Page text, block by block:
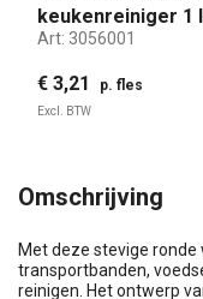
keukenreiniger 1
Art: 3056001
€ 3,21 p. fles
Excl. BTW
Omschrijving
Met deze stevige
transportbanden,
reinigen. Het ontwerp